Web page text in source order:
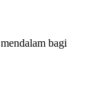
bagi